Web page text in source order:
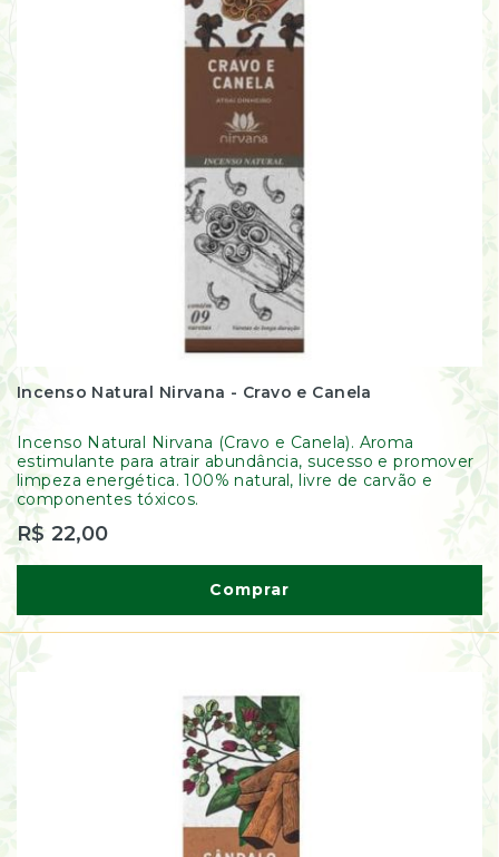
Incenso Natural Nirvana - Cravo e Canela
Incenso Natural Nirvana (Cravo e Canela). Aroma
estimulante para atrair abundância, sucesso e promover
limpeza energética. 100% natural, livre de carvão e
componentes tóxicos.
R$ 22,00
Comprar